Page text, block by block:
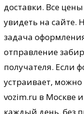
доставки. Все
увидеть на сайте.
задача
отправление
получателя. Если
устраивает,
vozim.ru в Москве
каждый день, без